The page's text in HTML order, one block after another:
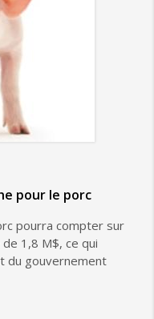
pour le porc
pourra compter sur
1,8 M$, ce qui
du gouvernement